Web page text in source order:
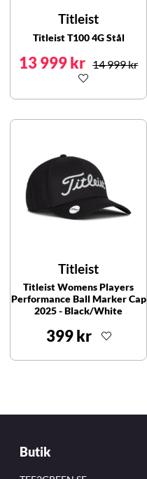
Titleist
Titleist T100 4G Stål
13 999 kr 14 999 kr
Titleist
Titleist Womens Players
Performance Ball Marker Cap
2025 - Black/White
399 kr
Butik